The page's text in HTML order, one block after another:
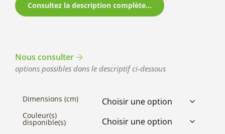
Consultez la description complète...
Nous consulter
options possibles dans le descriptif ci-dessous
Dimensions (cm)
Couleur(s)
disponible(s)